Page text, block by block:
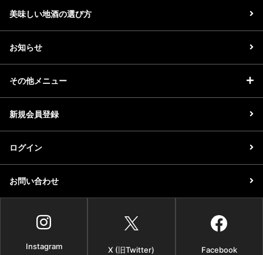
美味しい地酒の選び方
お知らせ
その他メニュー
新規会員登録
ログイン
お問い合わせ
Instagram X (旧Twitter) Facebook